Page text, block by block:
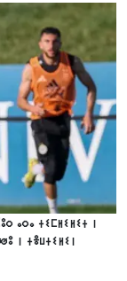
ⴰⵔⴰ ⵜⵉⵎⵍⵉⵍⵉⵜ ⵏ
ⵏ ⵜⴻⵡⵜⵉⵍⵉⵏ